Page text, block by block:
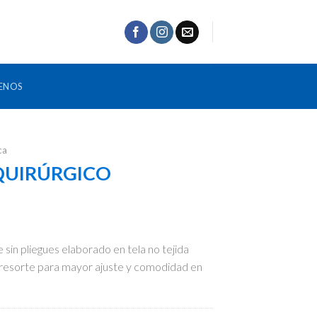
pliegues elaborado en tela no tejida
para mayor ajuste y comodidad en